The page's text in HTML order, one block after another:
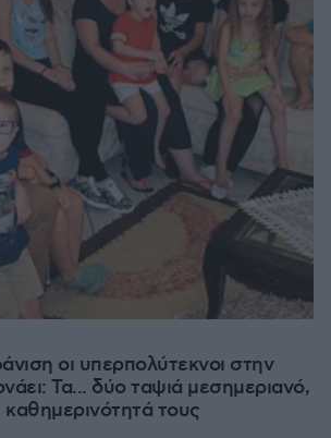
οι υπερπολύτεκνοι στην
Τα... δύο ταψιά μεσημεριανό,
τους